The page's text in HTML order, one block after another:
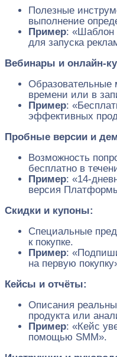
Полезные
выполнение
Пример: «Шаблон
для запуска
Вебинары и онлайн-
Образовательные
времени или в
Пример:
эффективных
Пробные версии и
Возможность
бесплатно в
Пример: «14-
версия
Скидки и купоны:
Специальные
к покупке.
Пример:
на первую
Кейсы и отчёты:
Описания
продукта или
Пример: «Кейс
помощью SMM».